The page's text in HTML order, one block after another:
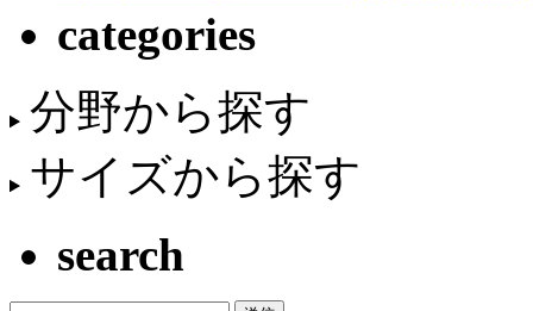
categories
分野から探す
サイズから探す
search